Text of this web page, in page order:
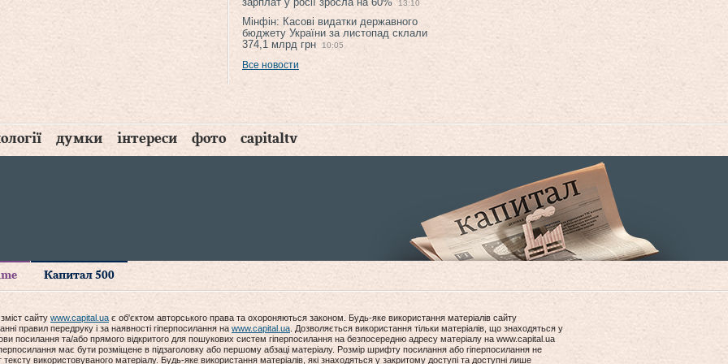
13:10
Мінфін: Касові видатки державного
бюджету України за листопад склали
374,1 млрд грн
10:05
Все новости
думки інтереси фото capitaltv
Капитал 500
сайту www.capital.ua є об'єктом авторського права та охороняються законом. Будь-яке використання матеріалів сайту
правил передруку і за наявності гіперпосилання на www.capital.ua . Дозволяється використання тільки матеріалів, що знаходяться у
посилання та/або прямого відкритого для пошукових систем гіперпосилання на безпосередню адресу матеріалу на www.capital.ua
має бути розміщене в підзаголовку або першому абзаці матеріалу. Розмір шрифту посилання або гіперпосилання не
використовуваного матеріалу. Будь-яке використання матеріалів, які знаходяться у закритому доступі та доступні лише